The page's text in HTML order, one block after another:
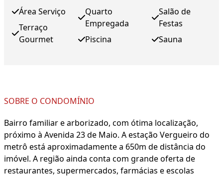
Área Serviço
Terraço
Gourmet
Quarto
Empregada
Piscina
Salão de
Festas
Sauna
SOBRE O CONDOMÍNIO
Bairro familiar e arborizado, com ótima localização,
próximo à Avenida 23 de Maio. A estação Vergueiro do
metrô está aproximadamente a 650m de distância do
imóvel. A região ainda conta com grande oferta de
restaurantes, supermercados, farmácias e escolas